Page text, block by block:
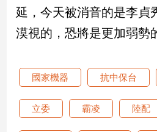
創
／
電
薦
科
技/
遊
延，今天被消音的是李貞
漠視的，恐將是更加弱勢
國家機器 抗中保台
立委 霸凌 陸配